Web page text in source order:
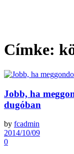
Címke:
Jobb, ha
dugóban
by fcadmin
2014/10/09
0